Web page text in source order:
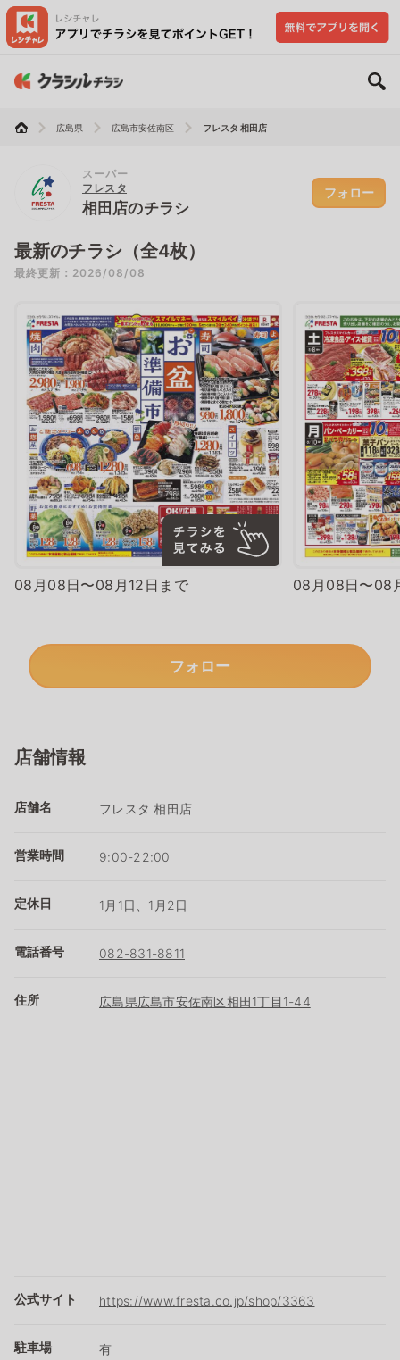
広島県 広島市安佐南区 フレスタ 相田店
スーパー
フレスタ
相田店のチラシ
フォロー
最新のチラシ（全4枚）
最終更新：2026/08/08
08月08日〜08月12日まで 08月08日〜08
フォロー
店舗情報
店舗名 フレスタ 相田店
営業時間 9:00-22:00
定休日 1月1日、1月2日
電話番号 082-831-8811
住所 広島県広島市安佐南区相田1丁目1-44
公式サイト https://www.fresta.co.jp/shop/3363
駐車場 有